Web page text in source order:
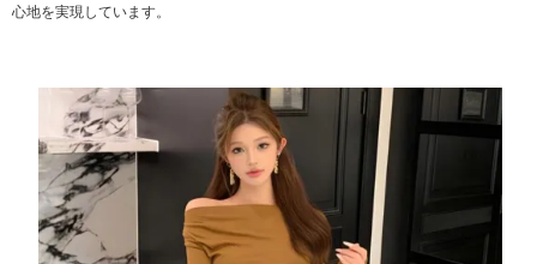
心地を実現しています。